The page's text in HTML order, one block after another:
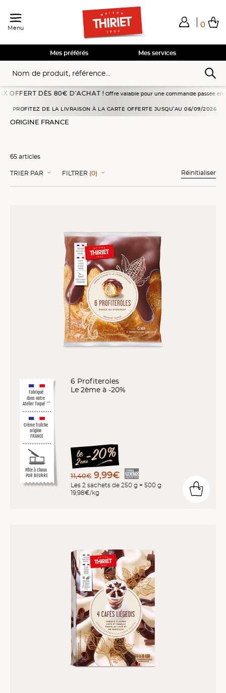
Menu 0
Total de mes achats
Voir mon panier
Voir mon panier
Voir mon panier
Voir mon panier
Mes services
Mes préférés
DÈS 80€ D’ACHAT ! Offre valable pour une commande passée en livraison à
PROFITEZ DE LA LIVRAISON À LA CARTE OFFERTE JUSQU’AU 06/09/2026
ORIGINE FRANCE
65 articles
TRIER PAR FILTRER (0) Réinitialiser
Fabriqué
dans notre
Atelier Toqué ™*
Pâte à choux
PUR BEURRE
Crème fraîche
origine
FRANCE
6 Profiteroles
Le 2ème à -20%
11,40€ 9,99€
Les 2 sachets de 250 g = 500 g
19,98€/kg